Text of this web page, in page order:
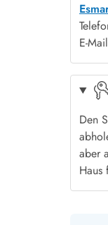
E-
Den
aber
Haus